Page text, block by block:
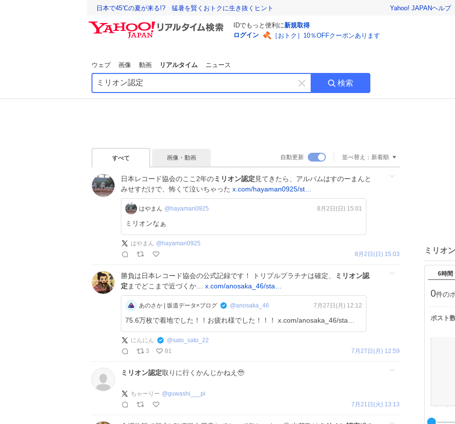
日本で45℃の夏が来る!? 猛暑を賢くおトクに生き抜くヒント Yahoo! JAPANヘルプ
IDでもっと便利に新規取得
ログイン
［おトク］10％OFFクーポンあります
ウェブ 画像 動画 リアルタイム ニュース
キ
ー
す
検索
すべて 画像・動画 自動更新 並べ替え： 新着順
日本レコード協会のここ2年のミリオン認定 見てきたら、アルバムはすのーまんと
みせすだけで、怖くて泣いちゃった x.com/hayaman0925/st…
はやまん @hayaman0925 8月2日(日) 15:01
ミリオンなぁ
はやまん @ hayaman0925
8月2日(日) 15:03
勝負は日本レコード協会の公式記録です！ トリプルプラチナは確定、
ミリオン認
定 までどこまで近づくか… x.com/anosaka_46/sta…
あのさか | 坂道データ×ブログ @anosaka_46 7月27日(月) 12:12
75.6万枚で着地でした！！お疲れ様でした！！！ x.com/anosaka_46/sta…
にんにん @sato_sato_22
3
81 7月27日(月) 12:59
ミリオン認定取りに行くかんじかねえ🥹
ちゃーりー @guwashi___pi
7月21日(火) 13:13
ミリオ
6時間
0件の
ポスト